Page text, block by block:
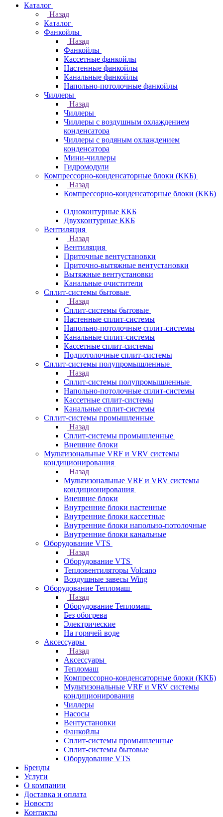
Каталог
Назад
Каталог
Фанкойлы
Назад
Фанкойлы
Кассетные фанкойлы
Настенные фанкойлы
Канальные фанкойлы
Напольно-потолочные фанкойлы
Чиллеры
Назад
Чиллеры
Чиллеры с воздушным охлаждением
конденсатора
Чиллеры с водяным охлаждением
конденсатора
Мини-чиллеры
Гидромодули
Компрессорно-конденсаторные блоки (ККБ)
Назад
Компрессорно-конденсаторные блоки (ККБ)
Одноконтурные ККБ
Двухконтурные ККБ
Вентиляция
Назад
Вентиляция
Приточные вентустановки
Приточно-вытяжные вентустановки
Вытяжные вентустановки
Канальные очистители
Сплит-системы бытовые
Назад
Сплит-системы бытовые
Настенные сплит-системы
Напольно-потолочные сплит-системы
Канальные сплит-системы
Кассетные сплит-системы
Подпотолочные сплит-системы
Сплит-системы полупромышленные
Назад
Сплит-системы полупромышленные
Напольно-потолочные сплит-системы
Кассетные сплит-системы
Канальные сплит-системы
Сплит-системы промышленные
Назад
Сплит-системы промышленные
Внешние блоки
Мультизональные VRF и VRV системы
кондиционирования
Назад
Мультизональные VRF и VRV системы
кондиционирования
Внешние блоки
Внутренние блоки настенные
Внутренние блоки кассетные
Внутренние блоки напольно-потолочные
Внутренние блоки канальные
Оборудование VTS
Назад
Оборудование VTS
Тепловентиляторы Volcano
Воздушные завесы Wing
Оборудование Тепломаш
Назад
Оборудование Тепломаш
Без обогрева
Электрические
На горячей воде
Аксессуары
Назад
Аксессуары
Тепломаш
Компрессорно-конденсаторные блоки (ККБ)
Мультизональные VRF и VRV системы
кондиционирования
Чиллеры
Насосы
Вентустановки
Фанкойлы
Сплит-системы промышленные
Сплит-системы бытовые
Оборудование VTS
Бренды
Услуги
О компании
Доставка и оплата
Новости
Контакты